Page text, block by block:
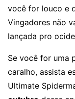
você for louco e
Vingadores não
lançada pro
Se você for uma
caralho, assista
Ultimate